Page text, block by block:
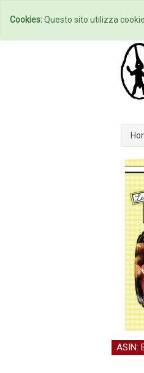
ASIN:
Cookies:Questo sito utilizza